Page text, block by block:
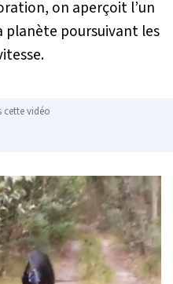
on aperçoit l’un
planète poursuivant les
cette vidéo